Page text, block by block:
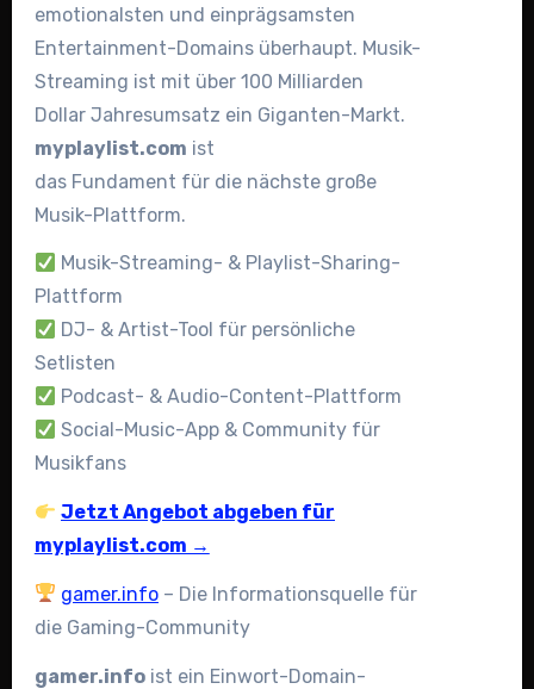
emotionalsten und einprägsamsten
Entertainment-Domains überhaupt. Musik-
Streaming ist mit über 100 Milliarden
Dollar Jahresumsatz ein Giganten-Markt.
myplaylist.com ist
das Fundament für die nächste große
Musik-Plattform.
Musik-Streaming- & Playlist-Sharing-
Plattform
DJ- & Artist-Tool für persönliche
Setlisten
Podcast- & Audio-Content-Plattform
Social-Music-App & Community für
Musikfans
Jetzt Angebot abgeben für
myplaylist.com →
gamer.info – Die Informationsquelle für
die Gaming-Community
gamer.infoist ein Einwort-Domain-